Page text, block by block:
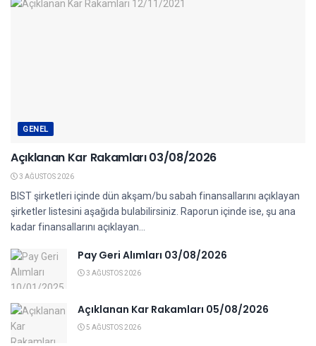
GENEL
Açıklanan Kar Rakamları 03/08/2026
3 AĞUSTOS 2026
BIST şirketleri içinde dün akşam/bu sabah finansallarını açıklayan
şirketler listesini aşağıda bulabilirsiniz. Raporun içinde ise, şu ana
kadar finansallarını açıklayan...
Pay Geri Alımları 03/08/2026
3 AĞUSTOS 2026
Açıklanan Kar Rakamları 05/08/2026
5 AĞUSTOS 2026